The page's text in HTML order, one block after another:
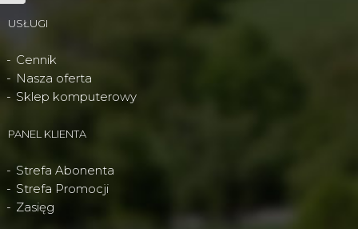
USŁUGI
Cennik
Nasza oferta
Sklep komputerowy
PANEL KLIENTA
Strefa Abonenta
Strefa Promocji
Zasięg